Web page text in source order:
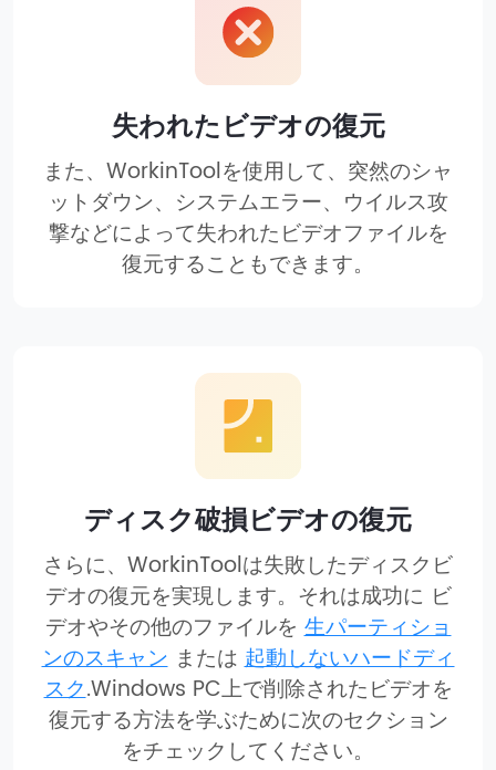
失われたビデオの復元
また、WorkinToolを使用して、突然のシャ
ットダウン、システムエラー、ウイルス攻
撃などによって失われたビデオファイルを
復元することもできます。
ディスク破損ビデオの復元
さらに、WorkinToolは失敗したディスクビ
デオの復元を実現します。それは成功に ビ
デオやその他のファイルを生パーティショ
ンのスキャンまたは起動しないハードディ
スク.Windows PC上で削除されたビデオを
復元する方法を学ぶために次のセクション
をチェックしてください。